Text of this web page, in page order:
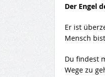
Der Engel
Er ist
Mensch
Du findest
Wege zu